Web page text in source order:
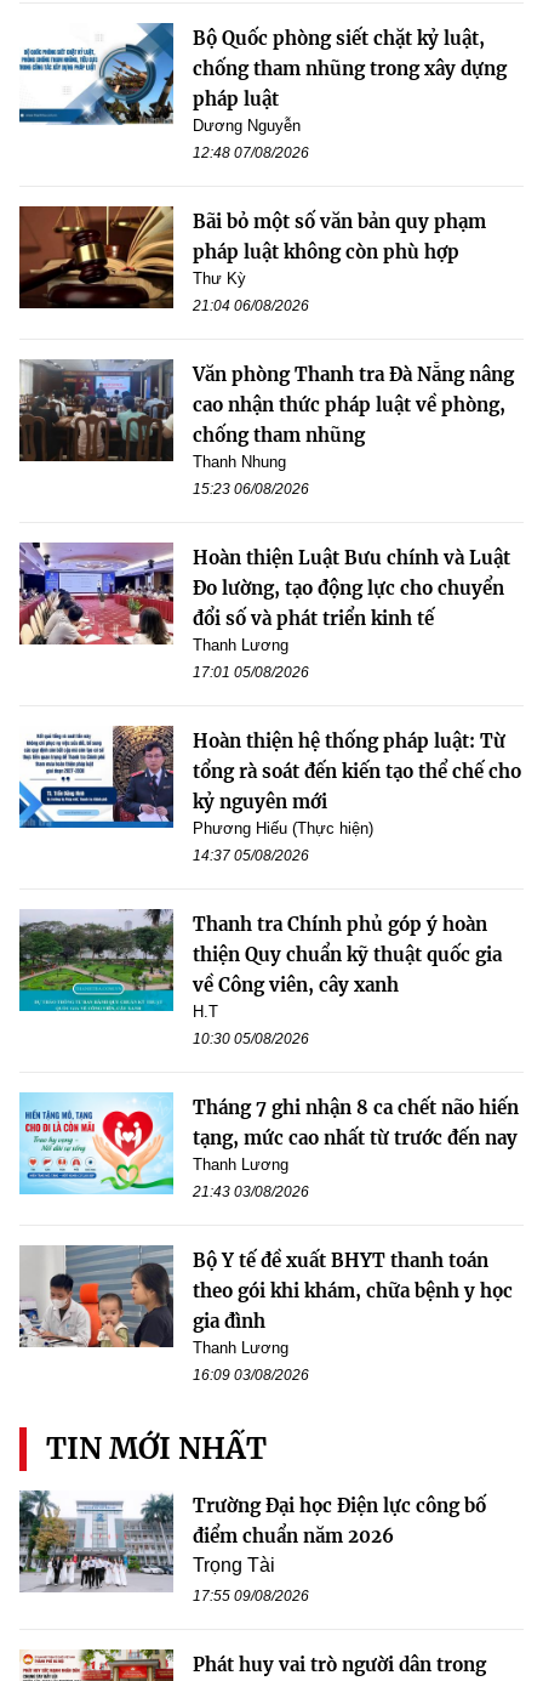
Bộ Quốc phòng siết chặt kỷ luật,
chống tham nhũng trong xây dựng
pháp luật
Dương Nguyễn
12:48 07/08/2026
Bãi bỏ một số văn bản quy phạm
pháp luật không còn phù hợp
Thư Kỳ
21:04 06/08/2026
Văn phòng Thanh tra Đà Nẵng nâng
cao nhận thức pháp luật về phòng,
chống tham nhũng
Thanh Nhung
15:23 06/08/2026
Hoàn thiện Luật Bưu chính và Luật
Đo lường, tạo động lực cho chuyển
đổi số và phát triển kinh tế
Thanh Lương
17:01 05/08/2026
Hoàn thiện hệ thống pháp luật: Từ
tổng rà soát đến kiến tạo thể chế cho
kỷ nguyên mới
Phương Hiếu (Thực hiện)
14:37 05/08/2026
Thanh tra Chính phủ góp ý hoàn
thiện Quy chuẩn kỹ thuật quốc gia
về Công viên, cây xanh
H.T
10:30 05/08/2026
Tháng 7 ghi nhận 8 ca chết não hiến
tạng, mức cao nhất từ trước đến nay
Thanh Lương
21:43 03/08/2026
Bộ Y tế đề xuất BHYT thanh toán
theo gói khi khám, chữa bệnh y học
gia đình
Thanh Lương
16:09 03/08/2026
TIN MỚI NHẤT
Trường Đại học Điện lực công bố
điểm chuẩn năm 2026
Trọng Tài
17:55 09/08/2026
Phát huy vai trò người dân trong